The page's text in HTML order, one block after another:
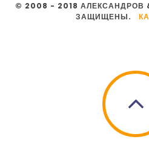
© 2008 - 2018 АЛЕКСАНДРОВ
ЗАЩИЩЕНЫ.